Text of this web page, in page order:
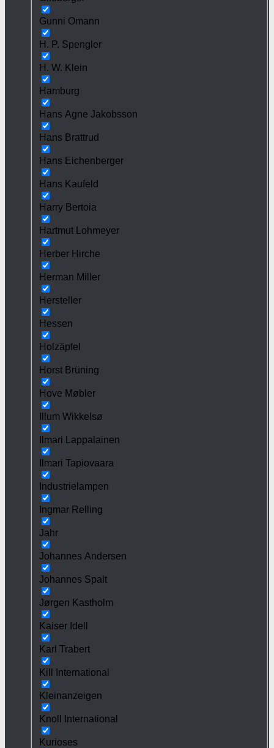
Gunni Omann
H. P. Spengler
H. W. Klein
Hamburg
Hans Agne Jakobsson
Hans Brattrud
Hans Eichenberger
Hans Kaufeld
Harry Bertoia
Hartmut Lohmeyer
Herber Hirche
Herman Miller
Hersteller
Hessen
Holzäpfel
Horst Brüning
Hove Møbler
Illum Wikkelsø
Ilmari Lappalainen
Ilmari Tapiovaara
Industrielampen
Ingmar Relling
Jahr
Johannes Andersen
Johannes Spalt
Jørgen Kastholm
Kaiser Idell
Karl Trabert
Kill International
Kleinanzeigen
Knoll International
Kurioses